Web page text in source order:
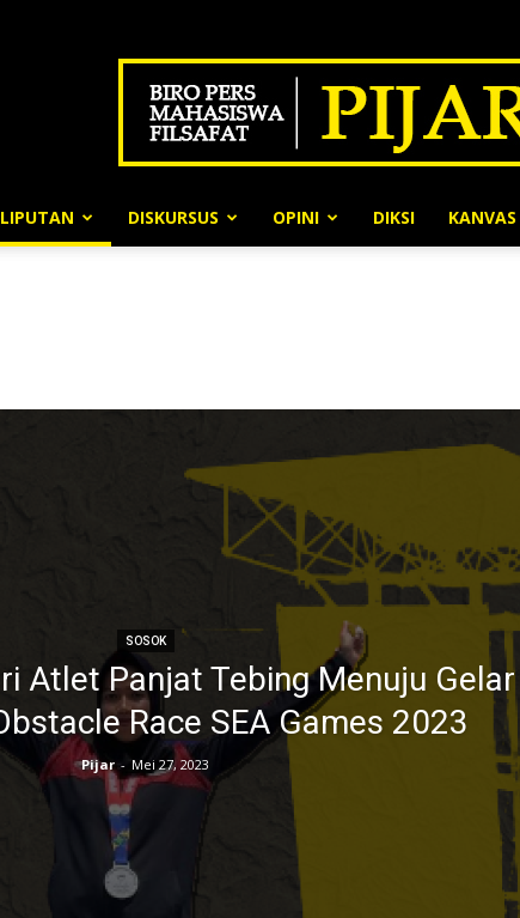
BPMF
LIPUTAN DISKURSUS OPINI DIKSI KANVAS
SOSOK
Atlet Panjat Tebing Menuju Gelar
Race SEA Games 2023
Pijar - Mei 27, 2023